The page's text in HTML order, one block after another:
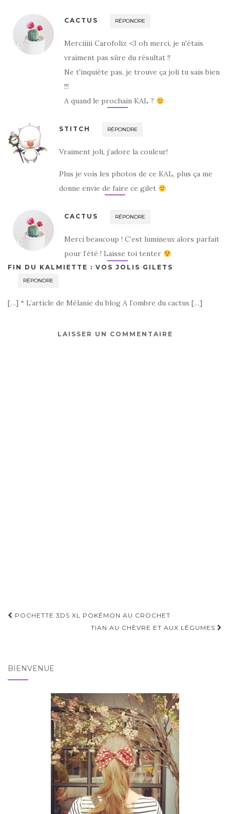
CACTUS RÉPONDRE
Merciiiii Carofoliz <3 oh merci, je n'étais
vraiment pas sûre du résultat !!
Ne t'inquiète pas, je trouve ça joli tu sais bien
!!!
A quand le prochain KAL ?
STITCH RÉPONDRE
Vraiment joli, j’adore la couleur!
Plus je vois les photos de ce KAL, plus ça me
donne envie de faire ce gilet
CACTUS RÉPONDRE
Merci beaucoup ! C’est lumineux alors parfait
pour l’été ! Laisse toi tenter
FIN DU KALMIETTE : VOS JOLIS GILETS
RÉPONDRE
[…] * L’article de Mélanie du blog A l’ombre du cactus […]
LAISSER UN COMMENTAIRE
Pagination
POCHETTE 3DS XL POKÉMON AU CROCHET
TIAN AU CHÈVRE ET AUX LÉGUMES
BIENVENUE